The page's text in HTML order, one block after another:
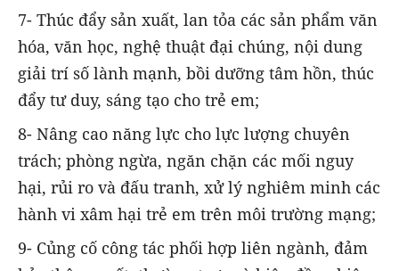
7- Thúc đẩy sản xuất, lan tỏa các sản phẩm văn
hóa, văn học, nghệ thuật đại chúng, nội dung
giải trí số lành mạnh, bồi dưỡng tâm hồn, thúc
đẩy tư duy, sáng tạo cho trẻ em;
8- Nâng cao năng lực cho lực lượng chuyên
trách; phòng ngừa, ngăn chặn các mối nguy
hại, rủi ro và đấu tranh, xử lý nghiêm minh các
hành vi xâm hại trẻ em trên môi trường mạng;
9- Củng cố công tác phối hợp liên ngành, đảm